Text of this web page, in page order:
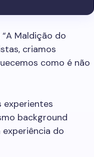
Maldição do
criamos
como é não
experientes
background
do